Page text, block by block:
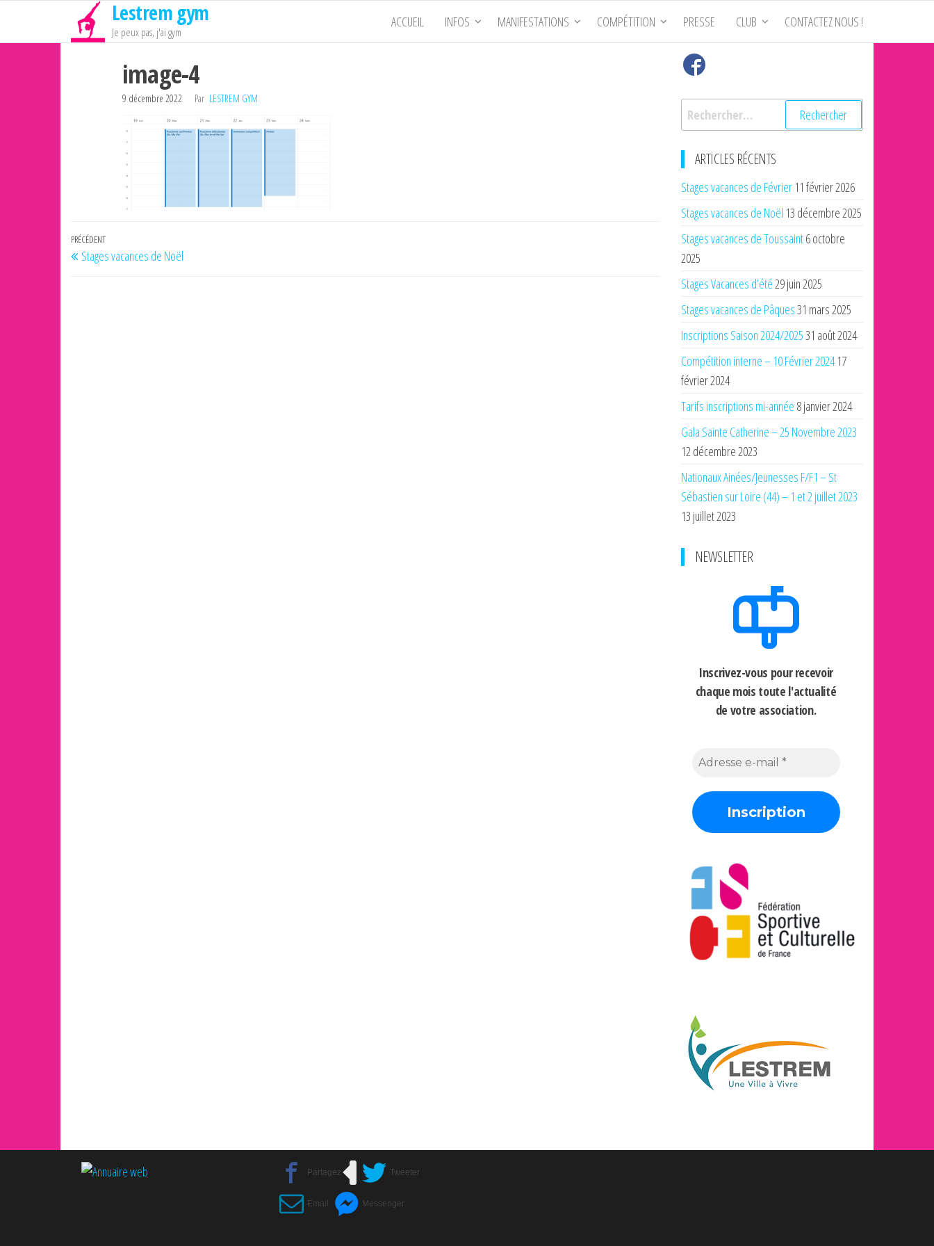
contenu
Lestrem gym
Je peux pas, j'ai gym
ACCUEIL INFOS MANIFESTATIONS COMPÉTITION PRESSE CLUB CONTACTEZ NOUS !
image-4
9 décembre 2022 Par LESTREM GYM
Navigation
de
Article
précédent
PRÉCÉDENT
Stages vacances de Noël
Rechercher :
ARTICLES RÉCENTS
Stages vacances de Février 11 février 2026
Stages vacances de Noël 13 décembre 2025
Stages vacances de Toussaint6 octobre
2025
Stages Vacances d’été29 juin 2025
Stages vacances de Pâques31 mars 2025
Inscriptions Saison 2024/202531 août 2024
Compétition interne – 10 Février 2024 17
février 2024
Tarifs inscriptions mi-année 8 janvier 2024
Gala Sainte Catherine – 25 Novembre 2023
12 décembre 2023
Nationaux Ainées/Jeunesses F/F1 – St
Sébastien sur Loire (44) – 1 et 2 juillet 2023
13 juillet 2023
NEWSLETTER
Inscrivez-vous pour recevoir
chaque mois toute l'actualité
de votre association.